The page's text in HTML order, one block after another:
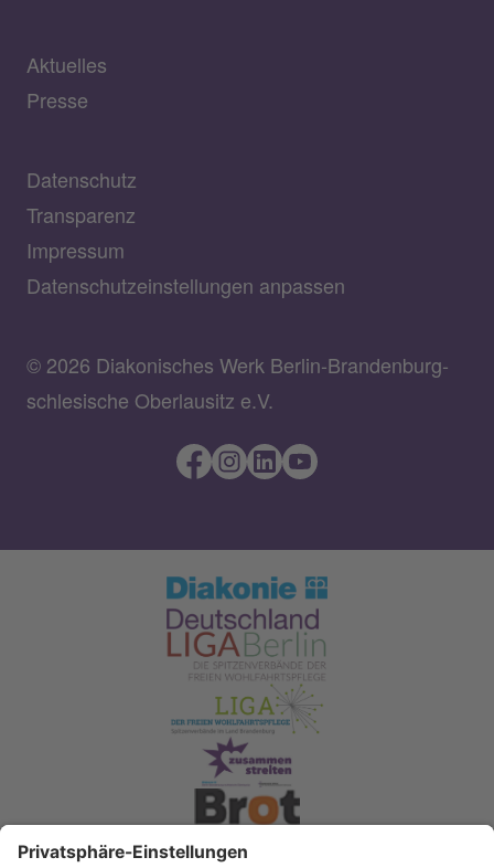
Aktuelles
Presse
Datenschutz
Transparenz
Impressum
Datenschutzeinstellungen anpassen
© 2026 Diakonisches Werk Berlin-Brandenburg-
schlesische Oberlausitz e.V.